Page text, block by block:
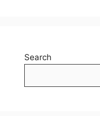
Search